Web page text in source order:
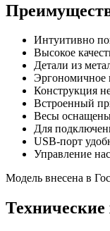
Интуитивно
Высокое
Детали из
Эргономичное
Конструкция
Встроенный
Весы
Для
USB-порт
Управление
Модель внесена в
Технические